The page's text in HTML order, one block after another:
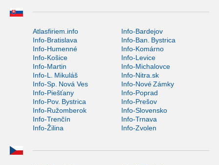
Atlasfiriem.info
Info-Bardejov
Info-Bratislava
Info-Ban. Bystrica
Info-Humenné
Info-Komárno
Info-Košice
Info-Levice
Info-Martin
Info-Michalovce
Info-L. Mikuláš
Info-Nitra.sk
Info-Sp. Nová Ves
Info-Nové Zámky
Info-Piešťany
Info-Poprad
Info-Pov. Bystrica
Info-Prešov
Info-Ružomberok
Info-Slovensko
Info-Trenčín
Info-Trnava
Info-Žilina
Info-Zvolen